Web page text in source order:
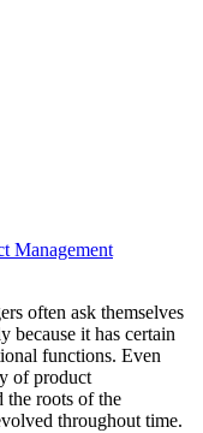
Management
often ask themselves
because it has certain
functions. Even
of product
the roots of the
throughout time.